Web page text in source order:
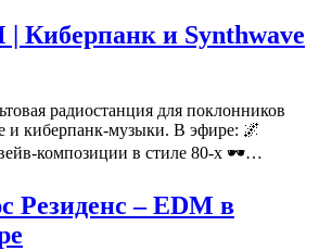
| Киберпанк и Synthwave
радиостанция для поклонников
и киберпанк-музыки. В эфире: 🌌
композиции в стиле 80-х 🕶️…
Резиденс – EDM в